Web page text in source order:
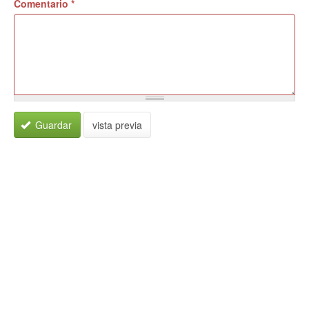
Comentario *
Guardar vista previa